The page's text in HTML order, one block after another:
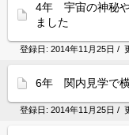
4年 宇宙の神秘や
ました
登録日: 2014年11月25日 /
6年 関内見学で
登録日: 2014年11月25日 /